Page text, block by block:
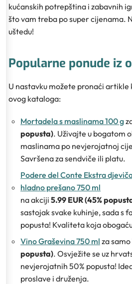
kućanskih potrepština i zabavnih
što vam treba po super cijenama.
uštedu!
Popularne ponude iz
U nastavku možete pronaći artikle
ovog kataloga:
Mortadela s maslinama 100 g
popusta). Uživajte u bogatom
maslinama po nevjerojatnoj
Savršena za sendviče ili platu.
Podere del Conte Ekstra
hladno prešano 750 ml
na akciji 5.99 EUR (45%
sastojak svake kuhinje, sada s
popusta! Kvaliteta koja
Vino Graševina 750 ml za samo
popusta). Osvježite se uz
nevjerojatnih 50% popusta!
proslave i druženja.